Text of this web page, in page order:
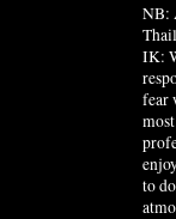
NB:
IK:
fear
to